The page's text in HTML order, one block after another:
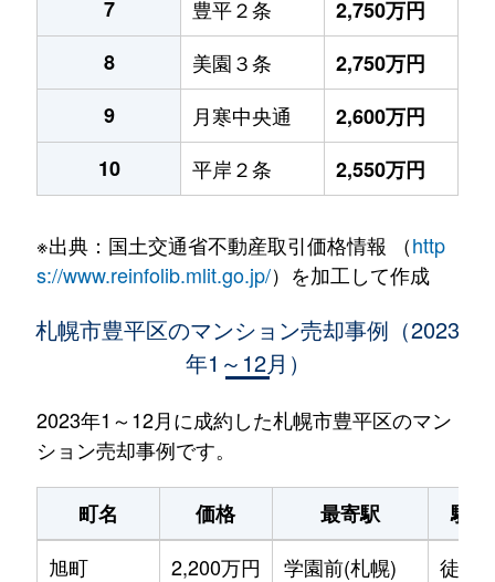
7 豊平２条
2,750万円
8
美園３条
2,750万円
9
月寒中央通
2,600万円
10
平岸２条 2,550万円
※出典：国土交通省不動産取引価格情報 （http
s://www.reinfolib.mlit.go.jp/）を加工して作成
札幌市豊平区のマンション売却事例（2023
年1～12月）
2023年1～12月に成約した札幌市豊平区のマン
ション売却事例です。
町名 価格 最寄駅
駅
旭町
2,200万円 学園前(札幌)
徒歩